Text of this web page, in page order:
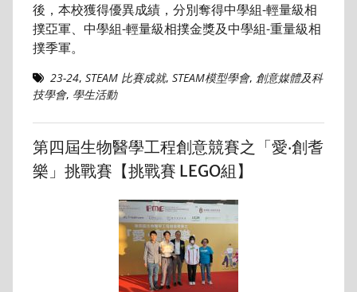
後，本校獲得優異成績，分別奪得中學組-輕量級相
撲亞軍、中學組-輕量級相撲金獎及中學組-重量級相
撲季軍。
23-24, STEAM 比賽成就, STEAM模型學會, 創意媒體及科
技學會, 學生活動
第四屆生物醫學工程創意競賽之「愛‧創耆
樂」挑戰賽【挑戰賽 LEGO組】